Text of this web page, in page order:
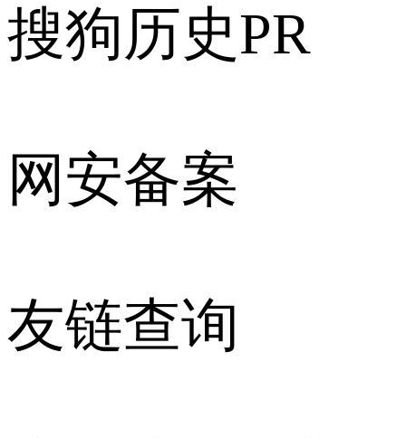
搜狗历史PR
网安备案
友链查询